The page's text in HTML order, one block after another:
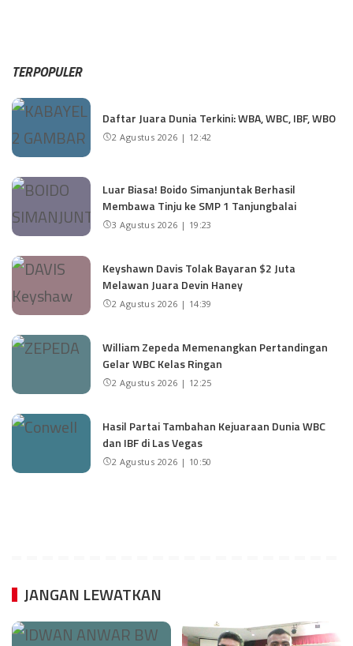
TERPOPULER
Daftar Juara Dunia Terkini: WBA, WBC, IBF, WBO
2 Agustus 2026 | 12:42
Luar Biasa! Boido Simanjuntak Berhasil
Membawa Tinju ke SMP 1 Tanjungbalai
3 Agustus 2026 | 19:23
Keyshawn Davis Tolak Bayaran $2 Juta
Melawan Juara Devin Haney
2 Agustus 2026 | 14:39
William Zepeda Memenangkan Pertandingan
Gelar WBC Kelas Ringan
2 Agustus 2026 | 12:25
Hasil Partai Tambahan Kejuaraan Dunia WBC
dan IBF di Las Vegas
2 Agustus 2026 | 10:50
JANGAN LEWATKAN